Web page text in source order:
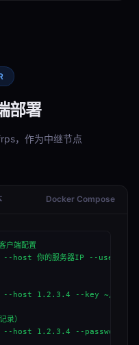
部署
，作为中继节点
Docker Compose
户端配置
你的服务器IP --user
host 1.2.3.4 --key ~/.ssh/
录）
host 1.2.3.4 --password